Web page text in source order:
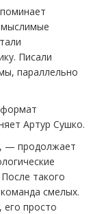
мыслимые
Писали
параллельно
Артур Сушко.
— продолжает
такого
смелых.
его просто